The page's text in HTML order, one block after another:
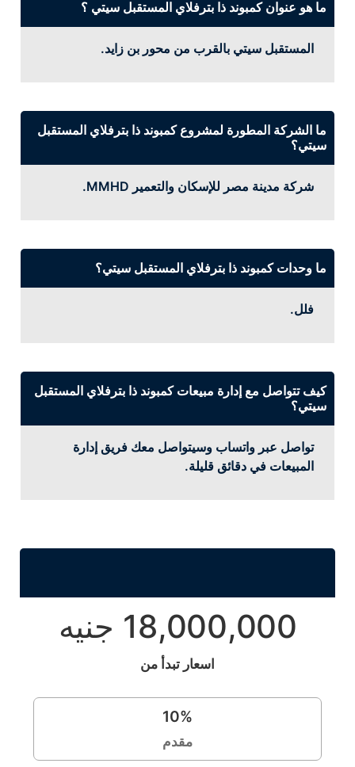
ما هو عنوان كمبوند ذا بترفلاي المستقبل سيتي ؟
المستقبل سيتي بالقرب من محور بن زايد.
ما الشركة المطورة لمشروع كمبوند ذا بترفلاي المستقبل
سيتي؟
شركة مدينة مصر للإسكان والتعمير MMHD.
ما وحدات كمبوند ذا بترفلاي المستقبل سيتي؟
فلل.
كيف تتواصل مع إدارة مبيعات كمبوند ذا بترفلاي المستقبل
سيتي؟
تواصل عبر واتساب وسيتواصل معك فريق إدارة
المبيعات في دقائق قليلة.
18,000,000 جنيه
اسعار تبدأ من
10%
مقدم